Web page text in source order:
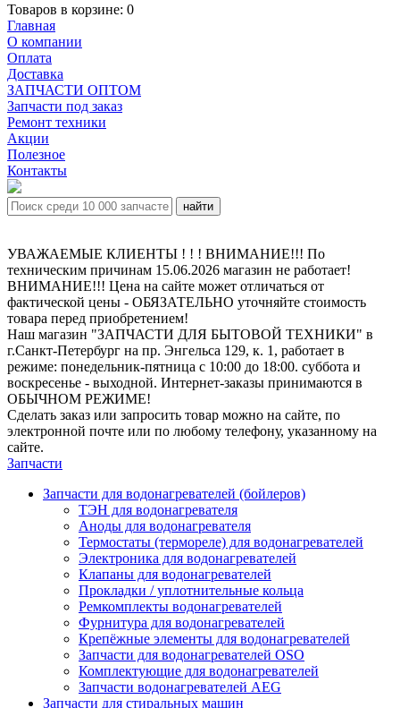
Товаров в корзине: 0
Главная
О компании
Оплата
Доставка
ЗАПЧАСТИ ОПТОМ
Запчасти под заказ
Ремонт техники
Акции
Полезное
Контакты
УВАЖАЕМЫЕ КЛИЕНТЫ ! ! ! ВНИМАНИЕ!!! По
техническим причинам 15.06.2026 магазин не работает!
ВНИМАНИЕ!!! Цена на сайте может отличаться от
фактической цены - ОБЯЗАТЕЛЬНО уточняйте стоимость
товара перед приобретением!
Наш магазин "ЗАПЧАСТИ ДЛЯ БЫТОВОЙ ТЕХНИКИ" в
г.Санкт-Петербург на пр. Энгельса 129, к. 1, работает в
режиме: понедельник-пятница с 10:00 до 18:00. суббота и
воскресенье - выходной. Интернет-заказы принимаются в
ОБЫЧНОМ РЕЖИМЕ!
Сделать заказ или запросить товар можно на сайте, по
электронной почте или по любому телефону, указанному на
сайте.
Запчасти
Запчасти для водонагревателей (бойлеров)
ТЭН для водонагревателя
Аноды для водонагревателя
Термостаты (термореле) для водонагревателей
Электроника для водонагревателей
Клапаны для водонагревателей
Прокладки / уплотнительные кольца
Ремкомплекты водонагревателей
Фурнитура для водонагревателей
Крепёжные элементы для водонагревателей
Запчасти для водонагревателей OSO
Комплектующие для водонагревателей
Запчасти водонагревателей AEG
Запчасти для стиральных машин